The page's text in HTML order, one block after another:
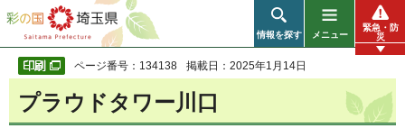
彩の国 埼玉県
情報を探す メニュー
緊急・防
災
ページ番号：134138 掲載日：2025年1月14日
プラウドタワー川口